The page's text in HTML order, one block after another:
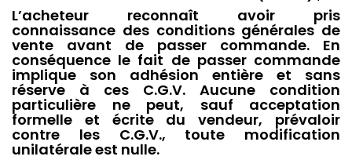
L’acheteur reconnaît avoir pris
connaissance des conditions générales de
vente avant de passer commande. En
conséquence le fait de passer commande
implique son adhésion entière et sans
réserve à ces C.G.V. Aucune condition
particulière ne peut, sauf acceptation
formelle et écrite du vendeur, prévaloir
contre les C.G.V., toute modification
unilatérale est nulle.